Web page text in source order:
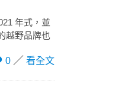
年式，並
越野品牌也
0
看全文